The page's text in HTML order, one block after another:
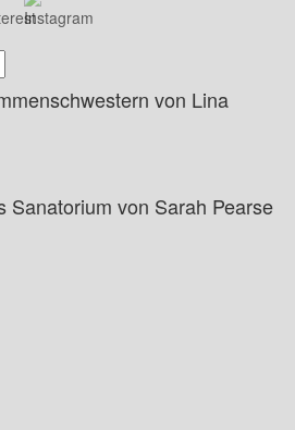
von Lina
Sanatorium von Sarah Pearse